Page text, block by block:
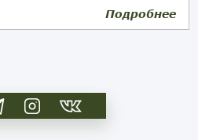
Подробнее